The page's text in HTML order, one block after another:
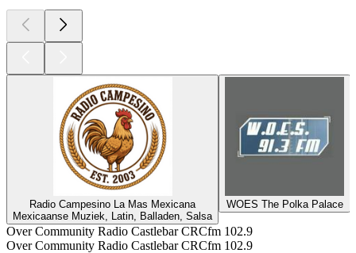
Radio Campesino La Mas Mexicana
Mexicaanse Muziek, Latin, Balladen, Salsa
WOES The Polka Palace
Over Community Radio Castlebar CRCfm 102.9
Over Community Radio Castlebar CRCfm 102.9